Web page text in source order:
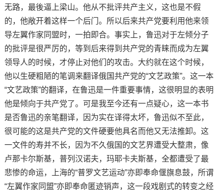
无路，最後逼上梁山。他从不批评共产主义，这也是不假
的，他敞开着这样一个后门。所以后来共产党要利用他来领
导左翼作家同盟时，一拍即合。事实上，鲁迅对于左倾分子
的批评是很严厉的，等到后来得到共产党的青睐而成为左翼
领导人的时候，才停止对他们的攻击。大约就在这个时候，
他以生硬粗陋的笔调来翻译俄国共产党的“文艺政策”。这一本
“文艺政策”的翻译，在鲁迅是一件重要事情，这很明显的表明
他是倾向于共产党了。可是我至今还有一点疑心，这一本书
是否鲁迅的亲笔翻译，因为实在译得太坏，鲁迅似不至此，
很可能的这是共产党的文件硬要他具名而他又无法推卸。这
一文件的寿并不长，因为不久俄国的文艺界遭受大整肃，像
卢那卡尔斯基，普列汉诺夫，玛耶卡夫斯基，全都遭受了最
悲惨的命运，上海的“普罗文艺运动”亦即奉命偃旗息鼓，所谓
“左翼作家同盟”亦即奉命匿迹销声，这一段戏剧式的转变之经